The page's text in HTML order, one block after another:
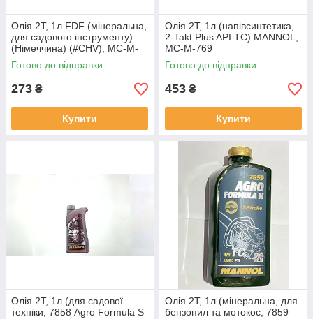
Олія 2T, 1л FDF (мінеральна,
для садового інструменту)
(Німеччина) (#CHV), MC-M-
698
Готово до відправки
273 ₴
Купити
Олія 2T, 1л (напівсинтетика,
2-Takt Plus API TC) MANNOL,
MC-M-769
Готово до відправки
453 ₴
Купити
Олія 2T, 1л (для садової
техніки, 7858 Agro Formula S
Олія 2T, 1л (мінеральна, для
бензопил та мотокос, 7859